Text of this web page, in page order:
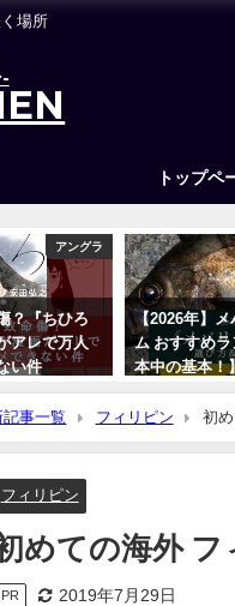
場所
トップペ
アングラ
？『ちひろ
アレで万人
い件
【2026年】
ム おすすめ
本中の基本！
記事一覧 フィリピン 初
フィリピン
めての海外 フ
PR 2019年7月29日